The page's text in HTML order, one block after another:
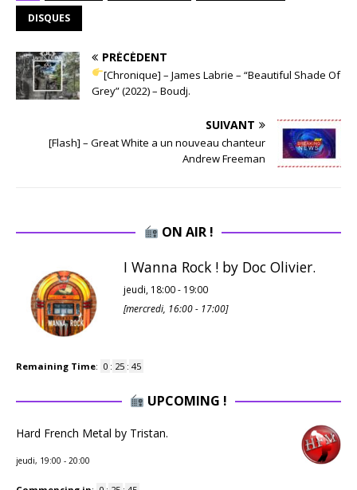
DISQUES
PRÉCÉDENT
[Chronique] – James Labrie – “Beautiful Shade Of
Grey” (2022) – Boudj.
SUIVANT
[Flash] – Great White a un nouveau chanteur
Andrew Freeman
ON AIR !
I Wanna Rock ! by Doc Olivier.
jeudi, 18:00- 19:00
[mercredi, 16:00- 17:00]
Remaining Time: 0 : 25 : 44
UPCOMING !
Hard French Metal by Tristan.
jeudi, 19:00 - 20:00